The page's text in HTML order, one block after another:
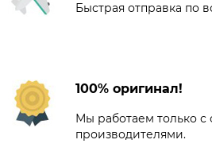
Быстрая отправка по
100% оригинал!
Мы работаем только
производителями.